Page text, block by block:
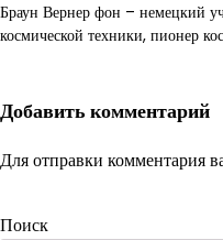
Браун Вернер фон – немецкий
космической техники, пионер
Добавить комментарий
Для отправки комментария
Поиск